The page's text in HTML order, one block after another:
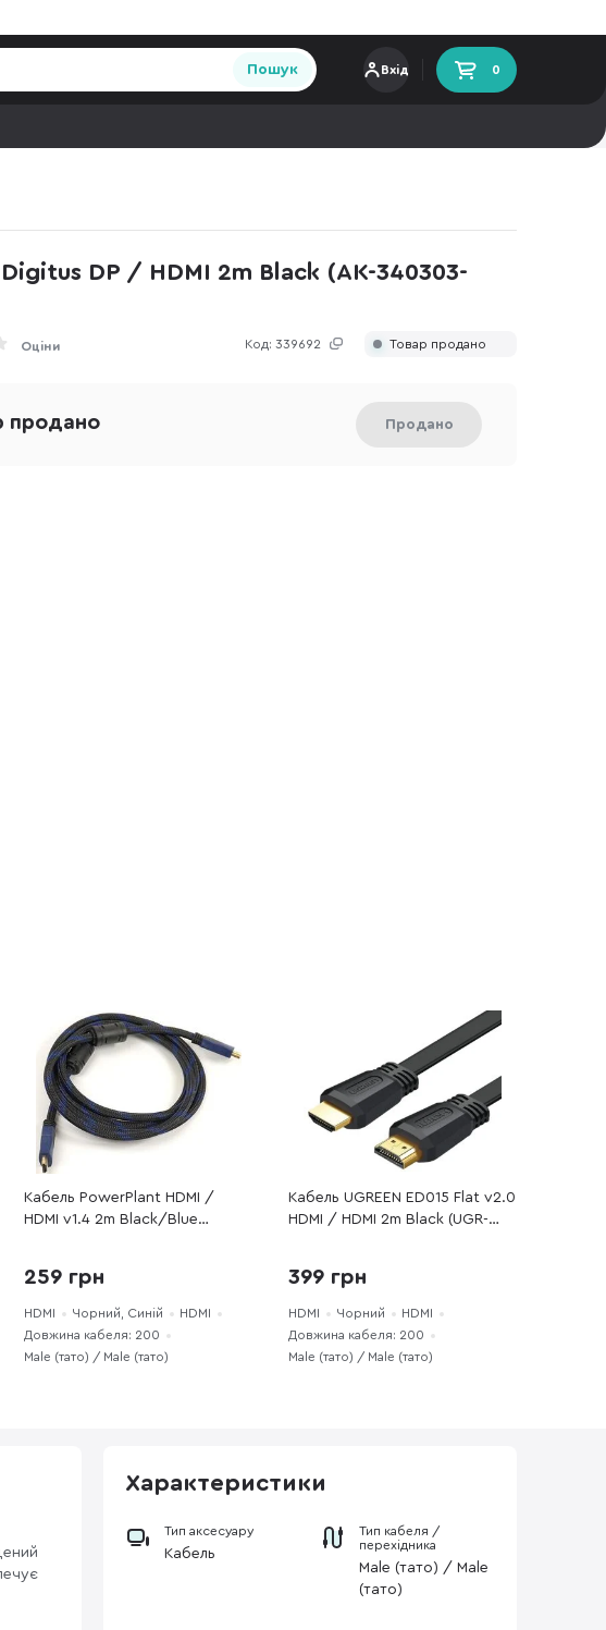
Пошук Вхід 0
DP / HDMI 2m Black (AK-340303-
Код: 339692
Оціни Товар продано
продано Продано
Кабель PowerPlant HDMI /
HDMI v1.4 2m Black/Blue
259 грн
HDMI Чорний, Синій
HDMI
Довжина кабеля: 200
Male (тато) / Male (тато)
Кабель UGREEN ED015 Flat v2.0
HDMI / HDMI 2m Black (UGR-
399 грн
HDMI Чорний
HDMI
Довжина кабеля: 200
Male (тато) / Male (тато)
Характеристики
Тип аксесуару
Кабель
Тип кабеля /
перехідника
Male (тато) / Male
(тато)